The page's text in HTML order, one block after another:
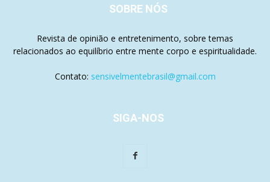
SOBRE NÓS
Revista de opinião e entretenimento, sobre temas
relacionados ao equilíbrio entre mente corpo e espiritualidade.
Contato: sensivelmentebrasil@gmail.com
SIGA-NOS